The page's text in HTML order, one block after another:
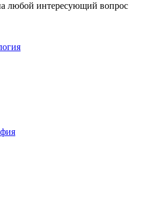
любой интересующий вопрос